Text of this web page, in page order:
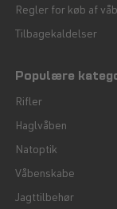
Regler for køb af
Tilbagekaldelser
Populære
Rifler
Haglvåben
Natoptik
Våbenskabe
Jagttilbehør